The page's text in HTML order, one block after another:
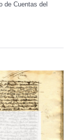
de Cuentas del